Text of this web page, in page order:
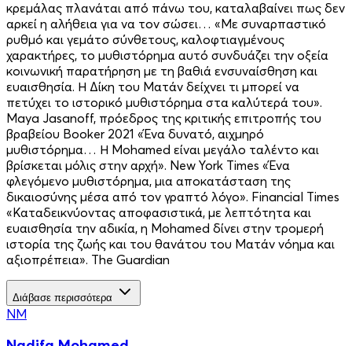
κρεμάλας πλανάται από πάνω του, καταλαβαίνει πως δεν
αρκεί η αλήθεια για να τον σώσει… «Με συναρπαστικό
ρυθμό και γεμάτο σύνθετους, καλοφτιαγμένους
χαρακτήρες, το μυθιστόρημα αυτό συνδυάζει την οξεία
κοινωνική παρατήρηση με τη βαθιά ενσυναίσθηση και
ευαισθησία. Η Δίκη του Ματάν δείχνει τι μπορεί να
πετύχει το ιστορικό μυθιστόρημα στα καλύτερά του».
Maya Jasanoff, πρόεδρος της κριτικής επιτροπής του
βραβείου Booker 2021 «Ένα δυνατό, αιχμηρό
μυθιστόρημα… Η Mohamed είναι μεγάλο ταλέντο και
βρίσκεται μόλις στην αρχή». New York Times «Ένα
φλεγόμενο μυθιστόρημα, μια αποκατάσταση της
δικαιοσύνης μέσα από τον γραπτό λόγο». Financial Times
«Καταδεικνύοντας αποφασιστικά, με λεπτότητα και
ευαισθησία την αδικία, η Mohamed δίνει στην τρομερή
ιστορία της ζωής και του θανάτου του Ματάν νόημα και
αξιοπρέπεια». The Guardian
Διάβασε περισσότερα
NM